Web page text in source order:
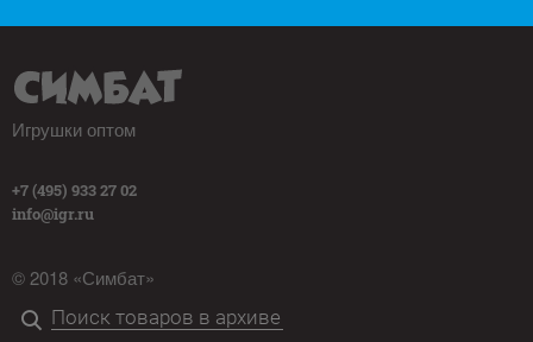
Игрушки оптом
+7 (495) 933 27 02
info@igr.ru
© 2018 «Симбат»